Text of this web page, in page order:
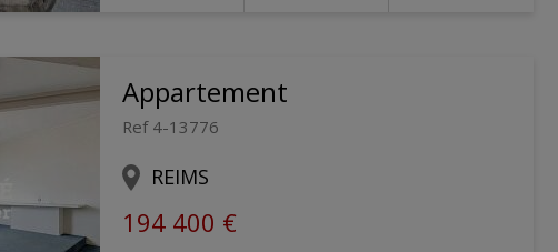
Appartement
Ref 4-13776
REIMS
194 400 €